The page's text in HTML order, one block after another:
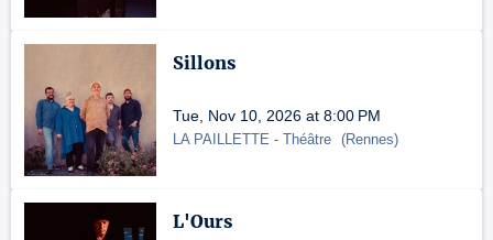
Sillons
Tue, Nov 10, 2026 at 8:00 PM
LA PAILLETTE - Théâtre (Rennes)
L'Ours